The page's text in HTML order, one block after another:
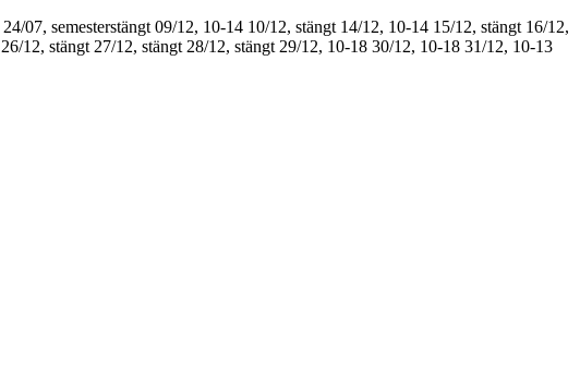
24/07, semesterstängt 09/12, 10-14 10/12, stängt 14/12, 10-14 15/12, stängt 16/12,
26/12, stängt 27/12, stängt 28/12, stängt 29/12, 10-18 30/12, 10-18 31/12, 10-13